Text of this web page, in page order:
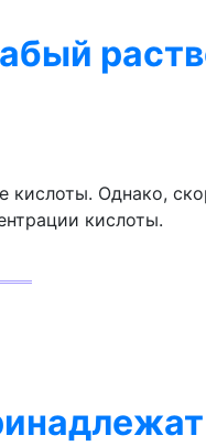
кислоты. Однако,
кислоты.